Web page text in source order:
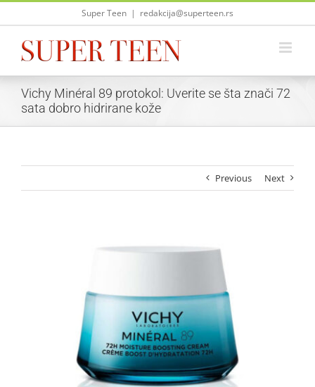
Skip
Super Teen | redakcija@superteen.rs
Vichy Minéral 89 protokol: Uverite se šta znači 72
sata dobro hidrirane kože
Previous Next